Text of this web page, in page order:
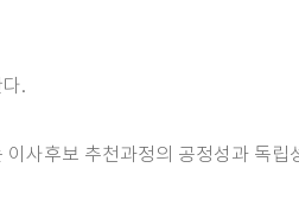
.
사후보 추천과정의 공정성과 독